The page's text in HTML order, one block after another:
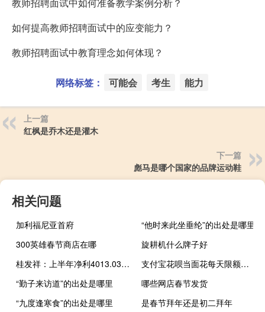
如何提高教师招聘面试中的应变能力？
教师招聘面试中教育理念如何体现？
网络标签： 可能会 考生 能力
上一篇
红枫是乔木还是灌木
下一篇
彪马是哪个国家的品牌运动鞋
相关问题
加利福尼亚首府
“他时来此坐垂纶”的出处是哪里
300英雄春节商店在哪
旋耕机什么牌子好
桂发祥：上半年净利4013.03万元 同比扭亏
支付宝花呗当面花每天限额吗（支付宝花呗当面花怎么用）
“勤子来访道”的出处是哪里
哪些网店春节发货
“九度逢寒食”的出处是哪里
是春节拜年还是初二拜年